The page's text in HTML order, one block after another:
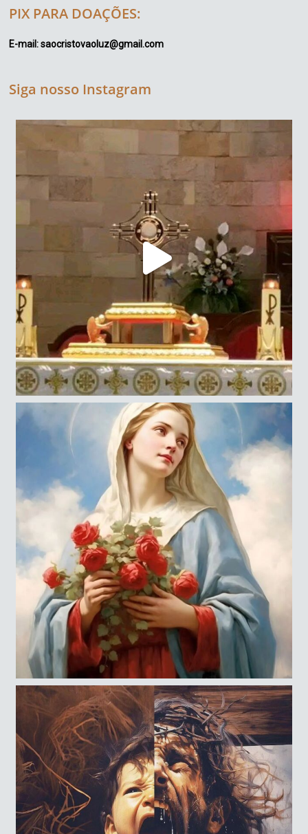
PIX PARA DOAÇÕES:
E-mail: saocristovaoluz@gmail.com
Siga nosso Instagram